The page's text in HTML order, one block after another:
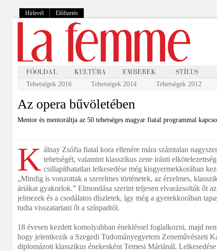
Hírlevél Előfizetés
Tehetségek 2016 Tehetségek 2014 Tehetségek 2012
Az opera bűvöletében
Mentor és mentoráltja az 50 tehetséges magyar fiatal programmal
K álnay Zsófia fiatal kora ellenére mára számtalan
tehetségét, valamint klasszikus zene iránti
csillapíthatatlan lelkesedése még kisgyermekkorában
„Mindig is vonzottak a szerelmes történetek, az érzelmes,
áriákat gyakorlok.” Elmondása szerint teljesen elvarázsolták őt
jelmezek és a csodálatos díszletek, így még a gyerekkorában
tudta visszatartani őt a színpadtól.
18 évesen kezdett komolyabban énekléssel foglalkozni, majd
hogy jelentkezik a Szegedi Tudományegyetem Zeneművészeti
diplomázott klasszikus énekesként Temesi Máriánál.